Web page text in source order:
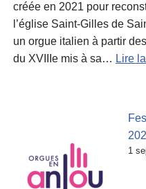
créée en 2021 pour
l’église Saint-Gilles de
un orgue italien à partir
du XVIIIe mis à sa… Lire
1